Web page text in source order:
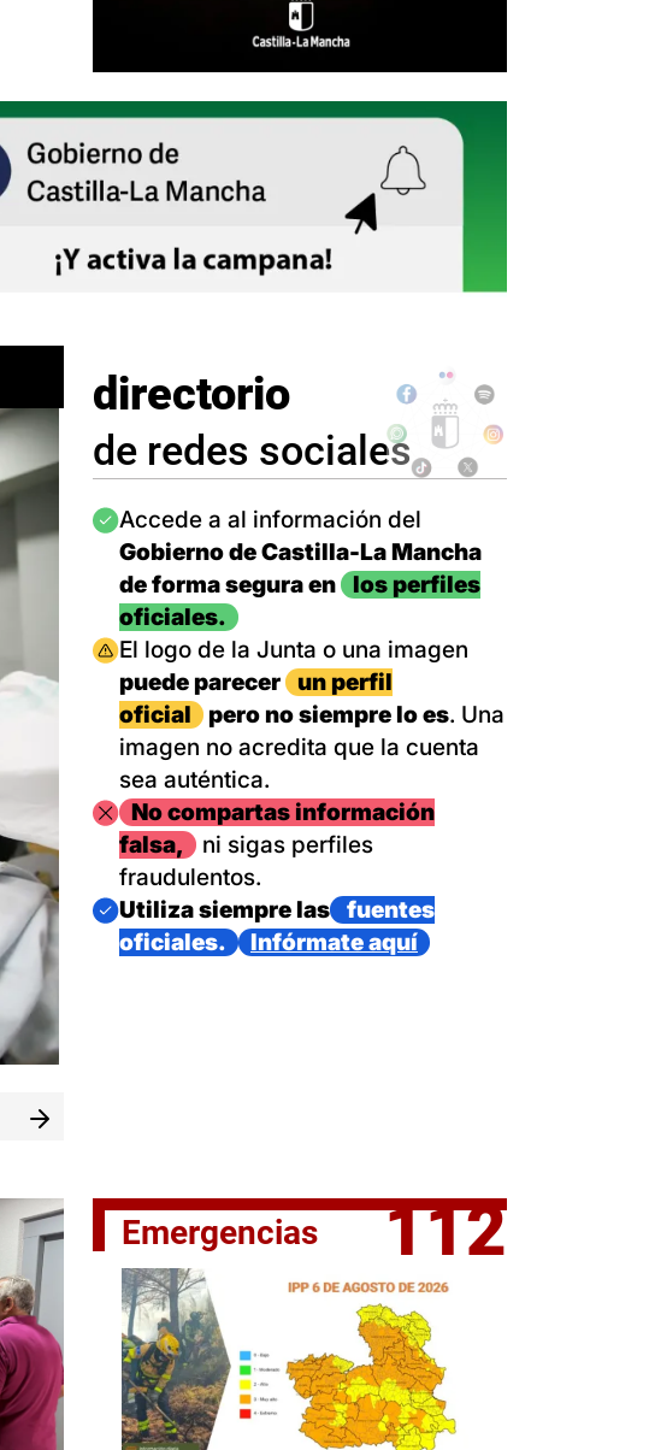
El jefe del Ejecutivo castellanomanchego, Emiliano García-
directorio
de redes sociales
Imagen
Accede a al información del
Gobierno de Castilla-La Mancha
de forma segura en
los perfiles
oficiales.
Imagen
El logo de la Junta o una imagen
puede parecer
un perfil
oficial
pero no siempre lo es. Una
imagen no acredita que la cuenta
sea auténtica.
ImagenNo compartas información
falsa,
ni sigas perfiles
fraudulentos.
Imagen
Utiliza siempre las
fuentes
oficiales.
Infórmate aquí
Emergencias 112